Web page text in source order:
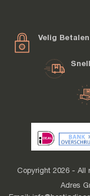
Velig Betalen
Copyright 2026 - All
Adres